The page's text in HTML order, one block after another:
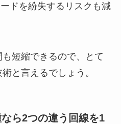
ドを紛失するリスクも減
短縮できるので、とて
と言えるでしょう。
ら2つの違う回線を1